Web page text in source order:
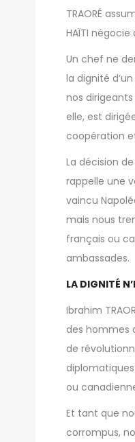
TRAORÉ
HAÏTI négocie
Un chef ne
la dignité
nos dirigeants
elle, est
coopération
La décision
rappelle une
vaincu
mais nous
français ou
ambassades.
LA DIGNITÉ
Ibrahim
des hommes
de
ou
Et tant que
corrompus,